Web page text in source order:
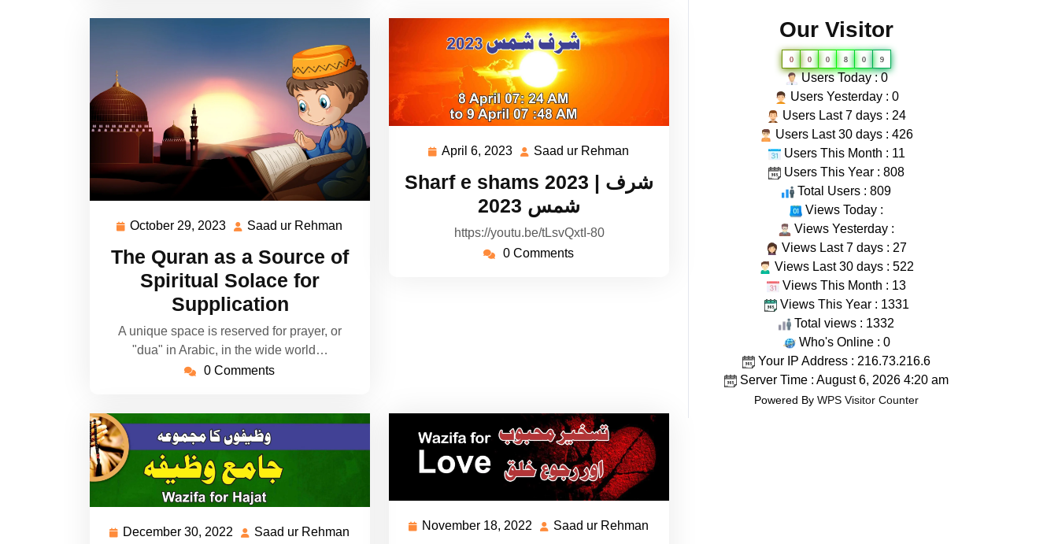
October 29, 2023 October
2023
Saad ur Rehman
Rehman
The Quran as a Source of
Spiritual Solace for
Supplication
A unique space is reserved for prayer, or
"dua" in Arabic, in the wide world…
0 Comments
April 6, 2023 April
2023
Saad ur Rehman
Rehman
Sharf e shams 2023 | شرف
شمس 2023
https://youtu.be/tLsvQxtI-80
0 Comments
December 30, 2022 December
Saad ur Rehman November 18, 2022 November
Saad ur Rehman
Our Visitor
0 0 0 8 0 9
Users Today : 0
Users Yesterday : 0
Users Last 7 days : 24
Users Last 30 days : 426
Users This Month : 11
Users This Year : 808
Total Users : 809
Views Today :
Views Yesterday :
Views Last 7 days : 27
Views Last 30 days : 522
Views This Month : 13
Views This Year : 1331
Total views : 1332
Who's Online : 0
Your IP Address : 216.73.216.6
Server Time : August 6, 2026 4:20 am
Powered By WPS Visitor Counter